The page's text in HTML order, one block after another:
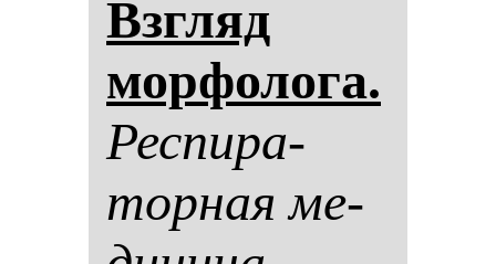
Взгляд
мор­фо­ло­га.
Рес­пи­ра­
тор­ная ме­